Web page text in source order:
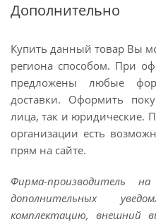
Дополнительно
Купить данный товар Вы
региона способом. При
предложены любые
доставки. Оформить
лица, так и юридические.
организации есть
прям на сайте.
Фирма-производитель
дополнительных
комплектацию, внешний